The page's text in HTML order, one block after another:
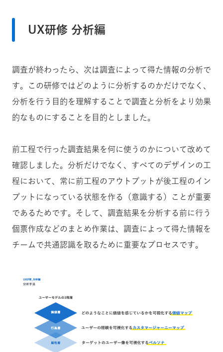
UX研修 分析編
調査が終わったら、次は調査によって得た情報の分析で
す。この研修ではどのように分析するのかだけでなく、
分析を行う目的を理解することで調査と分析をより効果
的なものにすることを目的としました。
前工程で行った調査結果を何に使うのかについて改めて
確認しました。分析だけでなく、すべてのデザインの工
程において、常に前工程のアウトプットが後工程のイン
プットになっている状態を作る（意識する）ことが重要
であるためです。そして、調査結果を分析する前に行う
個票作成などのまとめ作業は、調査によって得た情報を
チームで共通認識を取るために重要なプロセスです。